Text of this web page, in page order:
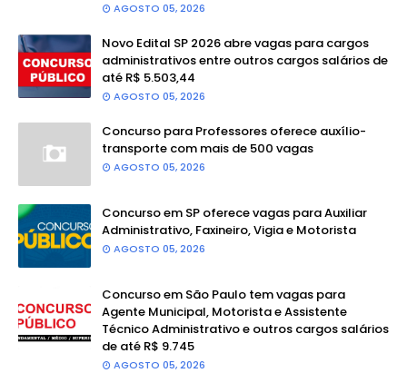
AGOSTO 05, 2026
Novo Edital SP 2026 abre vagas para cargos
administrativos entre outros cargos salários de
até R$ 5.503,44
AGOSTO 05, 2026
Concurso para Professores oferece auxílio-
transporte com mais de 500 vagas
AGOSTO 05, 2026
Concurso em SP oferece vagas para Auxiliar
Administrativo, Faxineiro, Vigia e Motorista
AGOSTO 05, 2026
Concurso em São Paulo tem vagas para
Agente Municipal, Motorista e Assistente
Técnico Administrativo e outros cargos salários
de até R$ 9.745
AGOSTO 05, 2026